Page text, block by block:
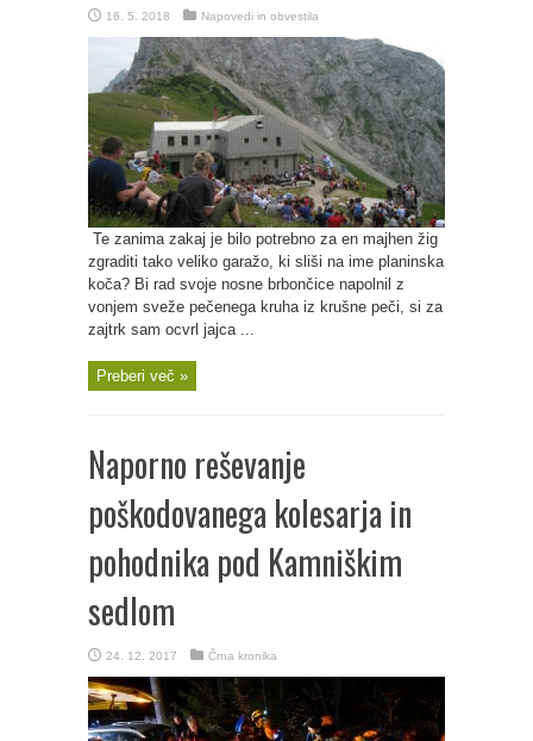
16. 5. 2018 Napovedi in obvestila
Te zanima zakaj je bilo potrebno za en majhen žig
zgraditi tako veliko garažo, ki sliši na ime planinska
koča? Bi rad svoje nosne brbončice napolnil z
vonjem sveže pečenega kruha iz krušne peči, si za
zajtrk sam ocvrl jajca ...
Preberi več »
Naporno reševanje
poškodovanega kolesarja in
pohodnika pod Kamniškim
sedlom
24. 12. 2017 Črna kronika